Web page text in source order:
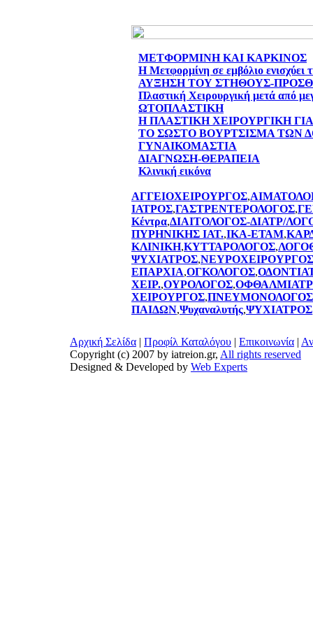
ΜΕΤΦΟΡΜΙΝΗ ΚΑΙ ΚΑΡΚΙΝΟΣ
Η Μετφορμίνη σε εμβόλιο ενισχύει
ΑΥΞΗΣΗ ΤΟΥ ΣΤΗΘΟΥΣ-
Πλαστική Χειρουργική μετά από
ΩΤΟΠΛΑΣΤΙΚΗ
Η ΠΛΑΣΤΙΚΗ ΧΕΙΡΟΥΡΓΙΚΗ
ΤΟ ΣΩΣΤΟ ΒΟΥΡΤΣΙΣΜΑ ΤΩΝ
ΓΥΝΑΙΚΟΜΑΣΤΙΑ
ΔΙΑΓΝΩΣΗ-ΘΕΡΑΠΕΙΑ
Κλινική εικόνα
ΑΓΓΕΙΟΧΕΙΡΟΥΡΓΟΣ,
ΙΑΤΡΟΣ,ΓΑΣΤΡΕΝΤΕΡΟΛΟΓΟΣ,
Κέντρα,ΔΙΑΙΤΟΛΟΓΟΣ-ΔΙΑΤΡ/
ΠΥΡΗΝΙΚΗΣ ΙΑΤ.,ΙΚΑ-ΕΤΑΜ,
ΚΛΙΝΙΚΗ,ΚΥΤΤΑΡΟΛΟΓΟΣ,
ΨΥΧΙΑΤΡΟΣ,ΝΕΥΡΟΧΕΙΡΟΥΡΓΟΣ
ΕΠΑΡΧΙΑ,ΟΓΚΟΛΟΓΟΣ,
ΧΕΙΡ.,ΟΥΡΟΛΟΓΟΣ,
ΧΕΙΡΟΥΡΓΟΣ,ΠΝΕΥΜΟΝΟΛΟΓΟΣ
ΠΑΙΔΩΝ,Ψυχαναλυτής,ΨΥΧΙΑΤΡΟΣ
Αρχική Σελίδα | Προφίλ Καταλόγου | Επικοινωνία |
Copyright (c) 2007 by iatreion.gr, All rights reserved
Designed & Developed by Web Experts